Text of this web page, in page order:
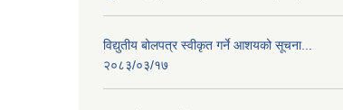
विद्युतीय बोलपत्र स्वीकृत गर्ने आशयको सूचना...
२०८३/०३/१७